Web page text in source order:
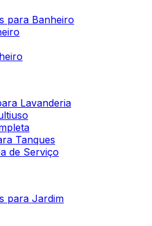
para Banheiro
Lavanderia
Tanques
de Serviço
para Jardim